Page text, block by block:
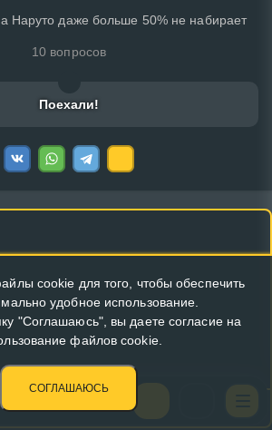
Наруто даже больше 50% не набирает
10 вопросов
Поехали!
КУПИТЬ РЕКЛАМУ В ЭТОМ БЛОКЕ
cookie для того, чтобы обеспечить
удобное использование.
"Соглашаюсь", вы даете согласие на
файлов cookie.
СОГЛАШАЮСЬ